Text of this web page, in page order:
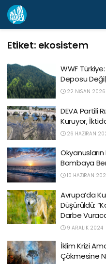
Etiket: ekosistem
WWF
Deposu
22 NISAN 2026
DEVA Partili
Kuruyor,
26 HAZIRAN
Bombaya
10 HAZIRAN
Avrupa’da
Düşürüldü:
Darbe
9 ARALIK 2024
İklim Krizi
Çökmesine